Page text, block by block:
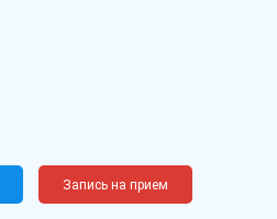
Новослободская, 62, к12
Запись на прием